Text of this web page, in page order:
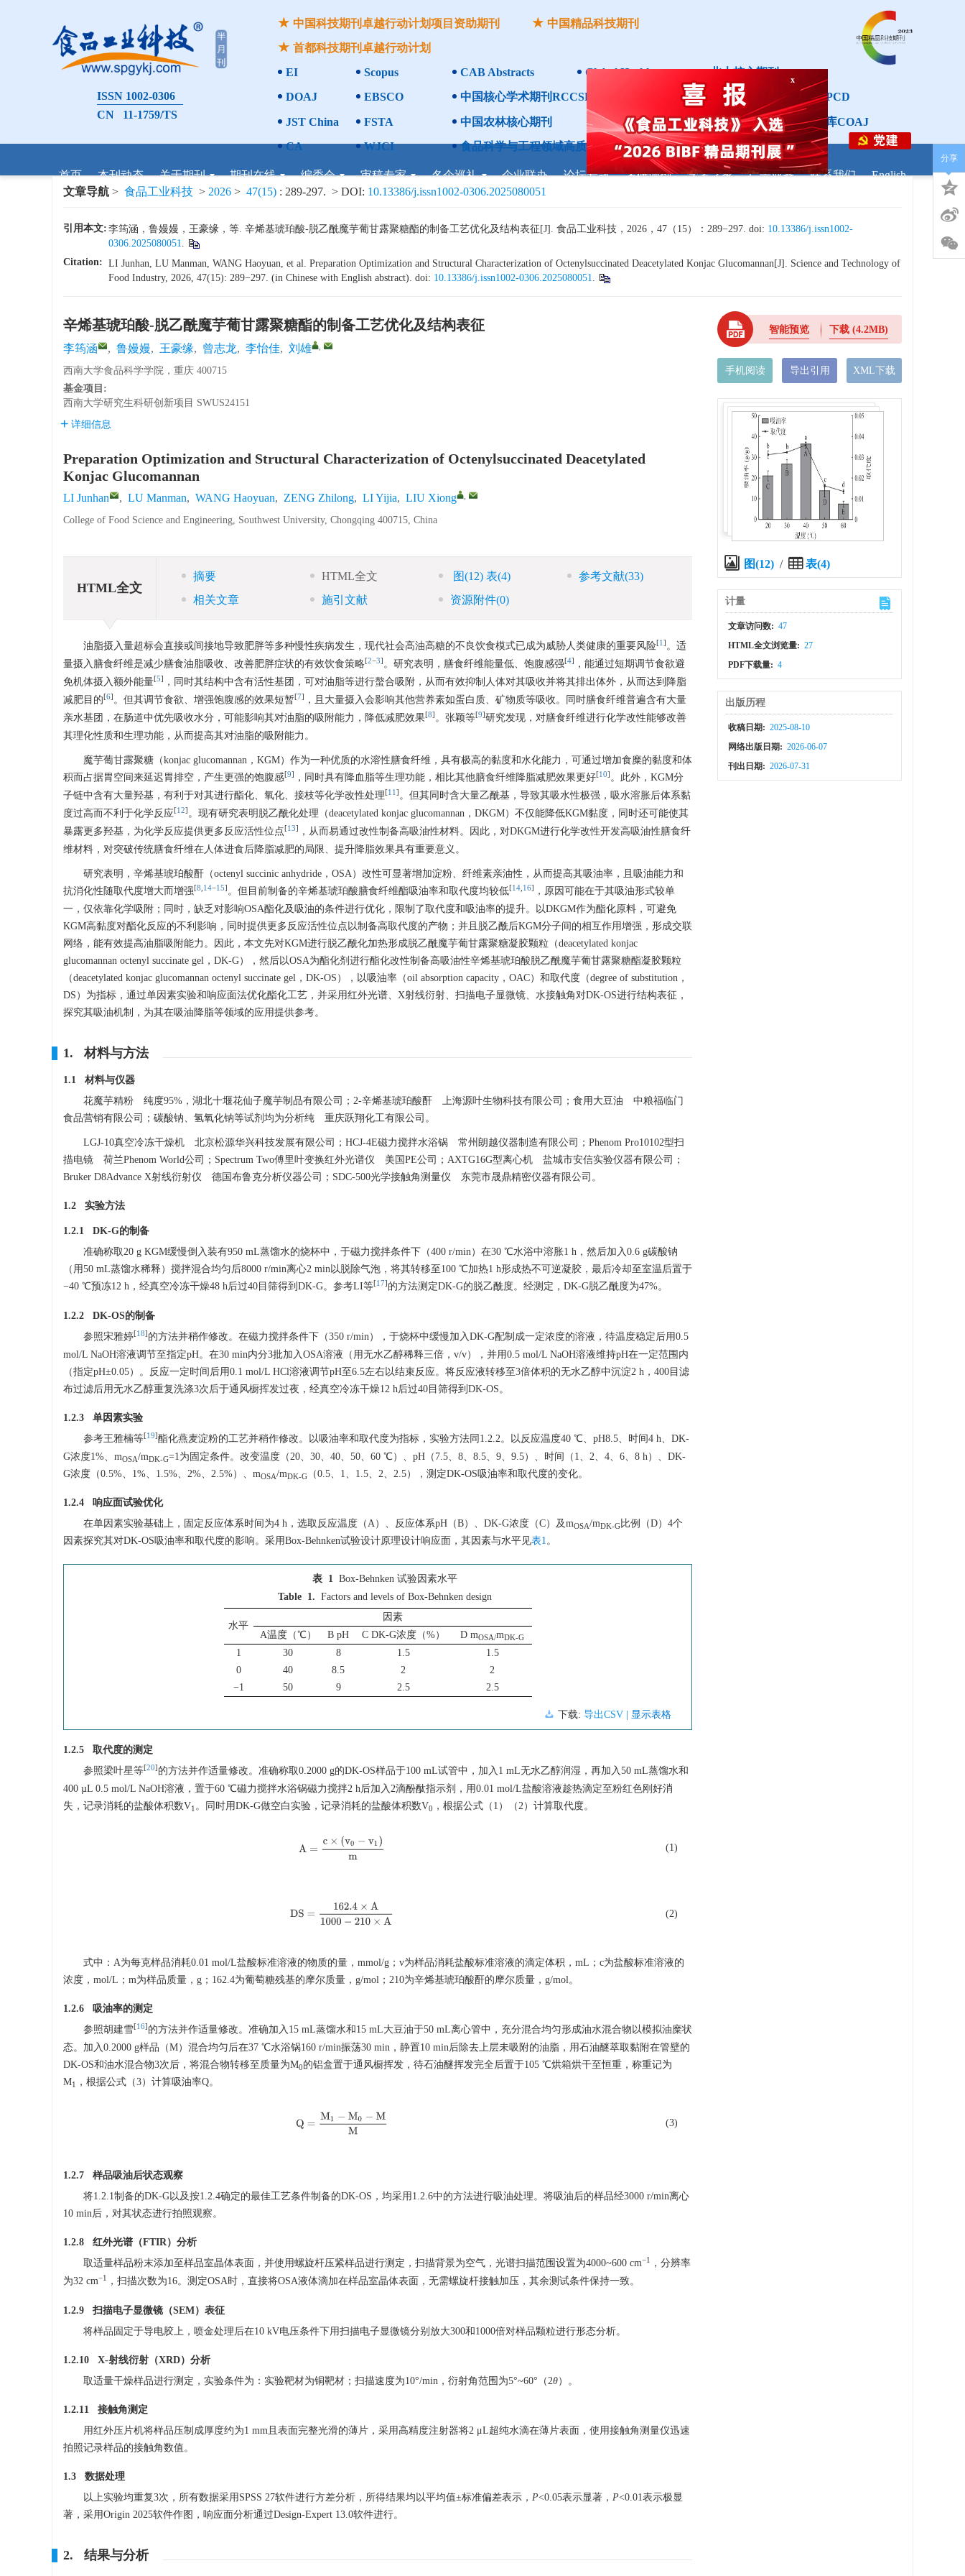
ISSN 1002-0306
CN 11-1759/TS
中国科技期刊卓越行动计划项目资助期刊
中国精品科技期刊
首都科技期刊卓越行动计划
EI
Scopus CAB Abstracts Global Health
北大核心期刊
DOAJ
EBSCO 中国核心学术期刊RCCSE A 中国科技核心期刊CSTPCD
JST China FSTA 中国农林核心期刊
中国开放获取期刊数据库COAJ
CA
WJCI 食品科学与工程领域高质量科技期刊分级目录第一方阵T1
首页 本刊动态 关于期刊 期刊在线 编委会 审稿专家 名企巡礼 企业联办 论坛专题 考研调剂 学者之家 广告业务 联系我们
English
文章导航 > 食品工业科技 > 2026 > 47(15) : 289-297. > DOI: 10.13386/j.issn1002-0306.2025080051
引用本文: 李筠涵，鲁嫚嫚，王豪缘，等. 辛烯基琥珀酸-脱乙酰魔芋葡甘露聚糖酯的制备工艺优化及结构表征[J]. 食品工业科技，2026，47（15）：289−297. doi: 10.13386/j.issn1002-
0306.2025080051.
Citation: LI Junhan, LU Manman, WANG Haoyuan, et al. Preparation Optimization and Structural Characterization of Octenylsuccinated Deacetylated Konjac Glucomannan[J]. Science and Technology of
Food Industry, 2026, 47(15): 289−297. (in Chinese with English abstract). doi: 10.13386/j.issn1002-0306.2025080051.
辛烯基琥珀酸-脱乙酰魔芋葡甘露聚糖酯的制备工艺优化及结构表征
李筠涵 , 鲁嫚嫚, 王豪缘, 曾志龙, 李怡佳, 刘雄 ,
西南大学食品科学学院，重庆 400715
基金项目:
西南大学研究生科研创新项目 SWUS24151
详细信息
Preparation Optimization and Structural Characterization of Octenylsuccinated Deacetylated
Konjac Glucomannan
LI Junhan , LU Manman, WANG Haoyuan, ZENG Zhilong, LI Yijia, LIU Xiong ,
College of Food Science and Engineering, Southwest University, Chongqing 400715, China
HTML全文
摘要 HTML全文 图(12) 表(4) 参考文献(33)
相关文章
施引文献 资源附件(0)
油脂摄入量超标会直接或间接地导致肥胖等多种慢性疾病发生，现代社会高油高糖的不良饮食模式已成为威胁人类健康的重要风险[1 ] 。适
量摄入膳食纤维是减少膳食油脂吸收、改善肥胖症状的有效饮食策略[2−3] 。研究表明，膳食纤维能量低、饱腹感强[4]
，能通过短期调节食欲避
免机体摄入额外能量[5]
，同时其结构中含有活性基团，可对油脂等进行螯合吸附，从而有效抑制人体对其吸收并将其排出体外，从而达到降脂
减肥目的[6] 。但其调节食欲、增强饱腹感的效果短暂[7]
，且大量摄入会影响其他营养素如蛋白质、矿物质等吸收。同时膳食纤维普遍含有大量
亲水基团，在肠道中优先吸收水分，可能影响其对油脂的吸附能力，降低减肥效果[8] 。张颖等[9]研究发现，对膳食纤维进行化学改性能够改善
其理化性质和生理功能，从而提高其对油脂的吸附能力。
魔芋葡甘露聚糖（konjac glucomannan，KGM）作为一种优质的水溶性膳食纤维，具有极高的黏度和水化能力，可通过增加食糜的黏度和体
积而占据胃空间来延迟胃排空，产生更强的饱腹感[9] ，同时具有降血脂等生理功能，相比其他膳食纤维降脂减肥效果更好[10] 。此外，KGM分
子链中含有大量羟基，有利于对其进行酯化、氧化、接枝等化学改性处理[11 ] 。但其同时含大量乙酰基，导致其吸水性极强，吸水溶胀后体系黏
度过高而不利于化学反应[12] 。现有研究表明脱乙酰化处理（deacetylated konjac glucomannan，DKGM）不仅能降低KGM黏度，同时还可能使其
暴露更多羟基，为化学反应提供更多反应活性位点[13]
，从而易通过改性制备高吸油性材料。因此，对DKGM进行化学改性开发高吸油性膳食纤
维材料，对突破传统膳食纤维在人体进食后降脂减肥的局限、提升降脂效果具有重要意义。
研究表明，辛烯基琥珀酸酐（octenyl succinic anhydride，OSA）改性可显著增加淀粉、纤维素亲油性，从而提高其吸油率，且吸油能力和
抗消化性随取代度增大而增强[8 14−15] 。但目前制备的辛烯基琥珀酸膳食纤维酯吸油率和取代度均较低[14 16]
，原因可能在于其吸油形式较单
一，仅依靠化学吸附；同时，缺乏对影响OSA酯化及吸油的条件进行优化，限制了取代度和吸油率的提升。以DKGM作为酯化原料，可避免
KGM高黏度对酯化反应的不利影响，同时提供更多反应活性位点以制备高取代度的产物；并且脱乙酰后KGM分子间的相互作用增强，形成交联
网络，能有效提高油脂吸附能力。因此，本文先对KGM进行脱乙酰化加热形成脱乙酰魔芋葡甘露聚糖凝胶颗粒（deacetylated konjac
glucomannan octenyl succinate gel，DK-G），然后以OSA为酯化剂进行酯化改性制备高吸油性辛烯基琥珀酸脱乙酰魔芋葡甘露聚糖酯凝胶颗粒
（deacetylated konjac glucomannan octenyl succinate gel，DK-OS），以吸油率（oil absorption capacity，OAC）和取代度（degree of substitution，
DS）为指标，通过单因素实验和响应面法优化酯化工艺，并采用红外光谱、X射线衍射、扫描电子显微镜、水接触角对DK-OS进行结构表征，
探究其吸油机制，为其在吸油降脂等领域的应用提供参考。
1. 材料与方法
1.1 材料与仪器
花魔芋精粉 纯度95%，湖北十堰花仙子魔芋制品有限公司；2-辛烯基琥珀酸酐 上海源叶生物科技有限公司；食用大豆油 中粮福临门
食品营销有限公司；碳酸钠、氢氧化钠等试剂均为分析纯 重庆跃翔化工有限公司。
LGJ-10真空冷冻干燥机 北京松源华兴科技发展有限公司；HCJ-4E磁力搅拌水浴锅 常州朗越仪器制造有限公司；Phenom Pro10102型扫
描电镜 荷兰Phenom World公司；Spectrum Two傅里叶变换红外光谱仪 美国PE公司；AXTG16G型离心机 盐城市安信实验仪器有限公司；
Bruker D8Advance X射线衍射仪 德国布鲁克分析仪器公司；SDC-500光学接触角测量仪 东莞市晟鼎精密仪器有限公司。
1.2 实验方法
1.2.1 DK-G的制备
准确称取20 g KGM缓慢倒入装有950 mL蒸馏水的烧杯中，于磁力搅拌条件下（400 r/min）在30 ℃水浴中溶胀1 h，然后加入0.6 g碳酸钠
（用50 mL蒸馏水稀释）搅拌混合均匀后8000 r/min离心2 min以脱除气泡，将其转移至100 ℃加热1 h形成热不可逆凝胶，最后冷却至室温后置于
−40 ℃预冻12 h，经真空冷冻干燥48 h后过40目筛得到DK-G。参考LI等[17] 的方法测定DK-G的脱乙酰度。经测定，DK-G脱乙酰度为47%。
1.2.2 DK-OS的制备
参照宋雅婷[18] 的方法并稍作修改。在磁力搅拌条件下（350 r/min），于烧杯中缓慢加入DK-G配制成一定浓度的溶液，待温度稳定后用0.5
mol/L NaOH溶液调节至指定pH。在30 min内分3批加入OSA溶液（用无水乙醇稀释三倍，v/v），并用0.5 mol/L NaOH溶液维持pH在一定范围内
（指定pH±0.05）。反应一定时间后用0.1 mol/L HCl溶液调节pH至6.5左右以结束反应。将反应液转移至3倍体积的无水乙醇中沉淀2 h，400目滤
布过滤后用无水乙醇重复洗涤3次后于通风橱挥发过夜，经真空冷冻干燥12 h后过40目筛得到DK-OS。
1.2.3 单因素实验
参考王雅楠等[19]酯化燕麦淀粉的工艺并稍作修改。以吸油率和取代度为指标，实验方法同1.2.2。以反应温度40 ℃、pH8.5、时间4 h、DK-
G浓度1%、mOSA/mDK-G=1为固定条件。改变温度（20、30、40、50、60 ℃）、pH（7.5、8、8.5、9、9.5）、时间（1、2、4、6、8 h）、DK-
G浓度（0.5%、1%、1.5%、2%、2.5%）、mOSA/mDK-G （0.5、1、1.5、2、2.5），测定DK-OS吸油率和取代度的变化。
1.2.4 响应面试验优化
在单因素实验基础上，固定反应体系时间为4 h，选取反应温度（A）、反应体系pH（B）、DK-G浓度（C）及mOSA/mDK-G比例（D）4个
因素探究其对DK-OS吸油率和取代度的影响。采用Box-Behnken试验设计原理设计响应面，其因素与水平见表1。
表 1 Box-Behnken 试验因素水平
Table 1. Factors and levels of Box-Behnken design
水平
因素
A温度（℃）
B pH C DK-G浓度（%） D mOSA/mDK-G
1 30 8 1.5
1.5
0
40 8.5 2
2
−1
50 9 2.5 2.5
下载: 导出CSV | 显示表格
1.2.5 取代度的测定
参照梁叶星等[20] 的方法并作适量修改。准确称取0.2000 g的DK-OS样品于100 mL试管中，加入1 mL无水乙醇润湿，再加入50 mL蒸馏水和
400 µL 0.5 mol/L NaOH溶液，置于60 ℃磁力搅拌水浴锅磁力搅拌2 h后加入2滴酚酞指示剂，用0.01 mol/L盐酸溶液趁热滴定至粉红色刚好消
失，记录消耗的盐酸体积数V1 。同时用DK-G做空白实验，记录消耗的盐酸体积数V0 ，根据公式（1）（2）计算取代度。
c×(v0−v 1) m
(1)
D S= ×A1000− 210
(2)
式中：A为每克样品消耗0.01 mol/L盐酸标准溶液的物质的量，mmol/g；v为样品消耗盐酸标准溶液的滴定体积，mL；c为盐酸标准溶液的
浓度，mol/L；m为样品质量，g；162.4为葡萄糖残基的摩尔质量，g/mol；210为辛烯基琥珀酸酐的摩尔质量，g/mol。
1.2.6 吸油率的测定
参照胡建雪[16] 的方法并作适量修改。准确加入15 mL蒸馏水和15 mL大豆油于50 mL离心管中，充分混合均匀形成油水混合物以模拟油糜状
态。加入0.2000 g样品（M）混合均匀后在37 ℃水浴锅160 r/min振荡30 min，静置10 min后除去上层未吸附的油脂，用石油醚萃取黏附在管壁的
DK-OS和油水混合物3次后，将混合物转移至质量为M0的铝盒置于通风橱挥发，待石油醚挥发完全后置于105 ℃烘箱烘干至恒重，称重记为
M1 ，根据公式（3）计算吸油率Q。
M1 −M 0−MM
(3)
1.2.7 样品吸油后状态观察
将1.2.1制备的DK-G以及按1.2.4确定的最佳工艺条件制备的DK-OS，均采用1.2.6中的方法进行吸油处理。将吸油后的样品经3000 r/min离心
10 min后，对其状态进行拍照观察。
1.2.8 红外光谱（FTIR）分析
取适量样品粉末添加至样品室晶体表面，并使用螺旋杆压紧样品进行测定，扫描背景为空气，光谱扫描范围设置为4000~600 cm−1
，分辨率
为32 cm−1 ，扫描次数为16。测定OSA时，直接将OSA液体滴加在样品室晶体表面，无需螺旋杆接触加压，其余测试条件保持一致。
1.2.9 扫描电子显微镜（SEM）表征
将样品固定于导电胶上，喷金处理后在10 kV电压条件下用扫描电子显微镜分别放大300和1000倍对样品颗粒进行形态分析。
1.2.10 X-射线衍射（XRD）分析
取适量干燥样品进行测定，实验条件为：实验靶材为铜靶材；扫描速度为10°/min，衍射角范围为5°~60°（2θ）。
1.2.11 接触角测定
用红外压片机将样品压制成厚度约为1 mm且表面完整光滑的薄片，采用高精度注射器将2 μL超纯水滴在薄片表面，使用接触角测量仪迅速
拍照记录样品的接触角数值。
1.3 数据处理
以上实验均重复3次，所有数据采用SPSS 27软件进行方差分析，所得结果均以平均值±标准偏差表示， P<0.05表示显著， P<0.01表示极显
著，采用Origin 2025软件作图，响应面分析通过Design-Expert 13.0软件进行。
2. 结果与分析
智能预览 下载(4.2MB)
手机阅读 导出引用 XML下载
图(12) / 表(4)
计量
文章访问数: 47
HTML全文浏览量: 27
PDF下载量: 4
出版历程
收稿日期: 2025-08-10
网络出版日期: 2026-06-07
刊出日期: 2026-07-31
分享